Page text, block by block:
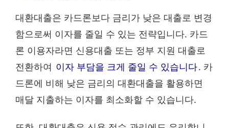
대환대출은 카드론보다 금리가 낮은 대출로 변경
함으로써 이자를 줄일 수 있는 전략입니다. 카드
론 이용자라면 신용대출 또는 정부 지원 대출로
전환하여 이자 부담을 크게 줄일 수 있습니다. 카
드론에 비해 낮은 금리의 대환대출을 활용하면
매달 지출하는 이자를 최소화할 수 있습니다.